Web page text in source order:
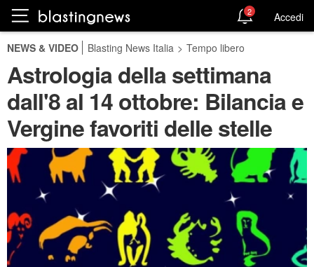
2 Accedi
NEWS & VIDEO Blasting News Italia > Tempo libero
Astrologia della settimana
dall'8 al 14 ottobre: Bilancia e
Vergine favoriti delle stelle